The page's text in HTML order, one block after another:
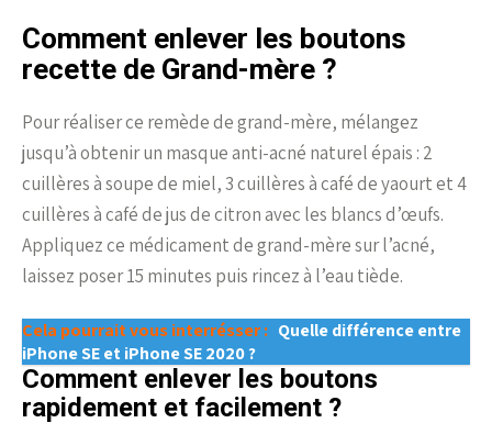
Comment enlever les boutons
recette de Grand-mère ?
Pour réaliser ce remède de grand-mère, mélangez
jusqu’à obtenir un masque anti-acné naturel épais : 2
cuillères à soupe de miel, 3 cuillères à café de yaourt et 4
cuillères à café de jus de citron avec les blancs d’œufs.
Appliquez ce médicament de grand-mère sur l’acné,
laissez poser 15 minutes puis rincez à l’eau tiède.
Cela pourrait vous interrésser : Quelle différence entre
iPhone SE et iPhone SE 2020 ?
Comment enlever les boutons
rapidement et facilement ?